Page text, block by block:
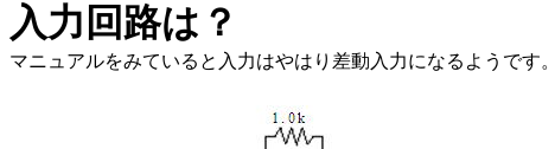
入力回路は？
マニュアルをみていると入力はやはり差動入力になるようです